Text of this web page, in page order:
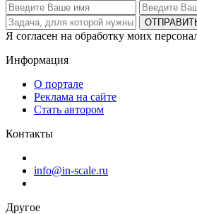
Я согласен на обработку моих
Информация
О портале
Реклама на сайте
Стать автором
Контакты
info@in-scale.ru
Другое